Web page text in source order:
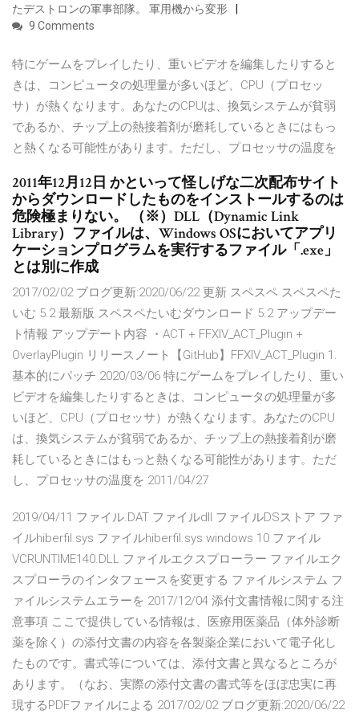
たデストロンの軍事部隊。 軍用機から変形
9 Comments
特にゲームをプレイしたり、重いビデオを編集したりすると
きは、コンピュータの処理量が多いほど、CPU（プロセッ
サ）が熱くなります。あなたのCPUは、換気システムが貧弱
であるか、チップ上の熱接着剤が磨耗しているときにはもっ
と熱くなる可能性があります。ただし、プロセッサの温度を
2011年12月12日 かといって怪しげな二次配布サイト
からダウンロードしたものをインストールするのは
危険極まりない。 （※）DLL（Dynamic Link
Library）ファイルは、Windows OSにおいてアプリ
ケーションプログラムを実行するファイル「.exe」
とは別に作成
2017/02/02 ブログ更新:2020/06/22 更新 スペスペ スペスペた
いむ 5.2 最新版 スペスペたいむダウンロード 5.2 アップデー
ト情報 アップデート内容 ・ACT + FFXIV_ACT_Plugin +
OverlayPlugin リリースノート【GitHub】FFXIV_ACT_Plugin 1.
基本的にパッチ 2020/03/06 特にゲームをプレイしたり、重い
ビデオを編集したりするときは、コンピュータの処理量が多
いほど、CPU（プロセッサ）が熱くなります。あなたのCPU
は、換気システムが貧弱であるか、チップ上の熱接着剤が磨
耗しているときにはもっと熱くなる可能性があります。ただ
し、プロセッサの温度を 2011/04/27
2019/04/11 ファイル.DAT ファイルdll ファイルDSストア ファ
イルhiberfil.sys ファイルhiberfil.sys windows 10 ファイル
VCRUNTIME140.DLL ファイルエクスプローラー ファイルエク
スプローラのインタフェースを変更する ファイルシステム フ
ァイルシステムエラーを 2017/12/04 添付文書情報に関する注
意事項 ここで提供している情報は、医療用医薬品（体外診断
薬を除く）の添付文書の内容を各製薬企業において電子化し
たものです。書式等については、添付文書と異なるところが
あります。（なお、実際の添付文書の書式等をほぼ忠実に再
現するPDFファイルによる 2017/02/02 ブログ更新:2020/06/22